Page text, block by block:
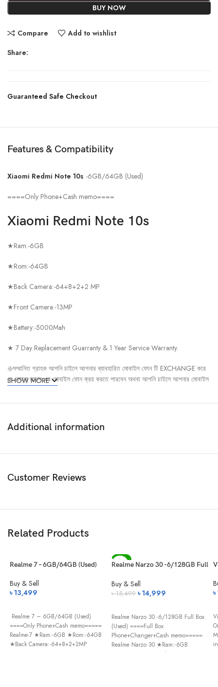
BUY NOW
Compare Add to wishlist
Share:
Guaranteed Safe Checkout
Features & Compatibility
Xiaomi Redmi Note 10s -6GB/64GB (Used)
====Only Phone+Cash memo====
Xiaomi Redmi Note 10s
★Ram:-6GB
★Rom:-64GB
★Back Camera:-64+8+2+2 MP
★Front Camera:-13MP
★Battery:-5000Mah
★ 7 Day Replacement Guarranty & 1 Year Service Warranty.
❇️সম্মানিত গ্রাহক আপনি চাইলে আপনার ব্যাবহারিত মোবাইল ফোন টি EXCHANGE করে
যে কোনো মডেল এর মোবাইল ফোন ক্রয় করতে পারবেন অথবা আপনি চাইলে আপনার মোবাইল
Maching Box থাকতে হবে।✳️আমরাই দিচ্ছি- সব চেয়ে কম দামে সেরা মোবাইল। ১০০%
Follow us on Bikroy.com,Facebook Page
SHOW MORE
Additional information
Customer Reviews
Related Products
Realme 7 – 6GB/64GB (Used)
Buy & Sell
৳13,499
Realme 7 – 6GB/64GB (Used)
====Only Phone+Cash memo=====
Realme-7 ★Ram:-6GB ★Rom:-64GB
★Back Camera:-64+8+2+2MP
-3%
Realme Narzo 30 -6/128GB Full
Buy & Sell
৳15,499 Original
৳ 15,499.
৳14,999
৳ 14,999.
Realme Narzo 30 -6/128GB Full Box
(Used) ====Full Box
Phone+Changer+Cash memo=====
Realme Narzo 30 ★Ram:-6GB
★Rom:-128GB ★Back
৳